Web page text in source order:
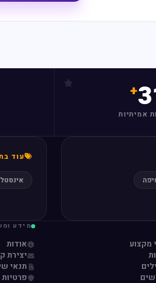
אמיתיות
עוד
מקצוע
מידע
אודות
יצירת
תנאי
פרטיות